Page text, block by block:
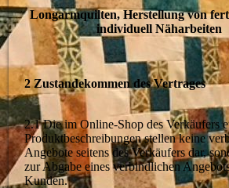
Longarmquilten, Herstellung von
individuell Näharbeiten
2 Zustandekommen des Vertrages
2.1 Die im Online-Shop des Verkäufers
Produktbeschreibungen stellen keine
Angebote seitens des Verkäufers dar,
zur Abgabe eines verbindlichen
Kunden.